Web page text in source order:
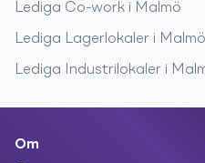
Lediga Co-work i Malmö
Lediga Lagerlokaler i Malmö
Lediga Industrilokaler i
Om